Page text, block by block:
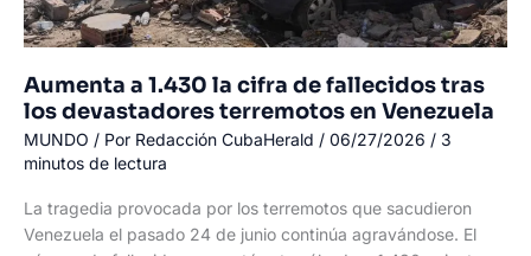
en
La
Aumenta a 1.430 la cifra de fallecidos tras
los devastadores terremotos en Venezuela
MUNDO / Por Redacción CubaHerald / 06/27/2026 / 3
minutos de lectura
La tragedia provocada por los terremotos que sacudieron
Venezuela el pasado 24 de junio continúa agravándose. El